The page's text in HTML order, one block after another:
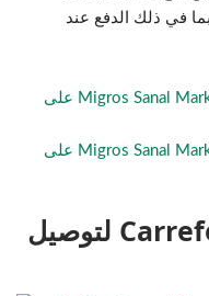
في ذلك الدفع عند
رابط تحميل تطبيق الميغروس Migros Sanal Market على
رابط تحميل تطبيق الميغروس Migros Sanal Market على
3- تطبيق كارفور Carrefoursa لتوصيل